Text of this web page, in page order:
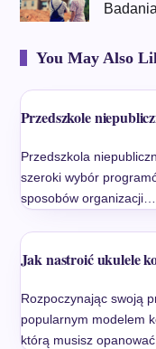
You May Also
Przedszkole
Przedszkola
szeroki wybór
sposobów organizacji…
Jak nastroić ukulele
Rozpoczynając swoją
popularnym modelem
którą musisz